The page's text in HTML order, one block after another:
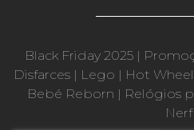
Black Friday 2025 |
Disfarces| Lego | Hot
Bebé Reborn | Relógios
Nerf